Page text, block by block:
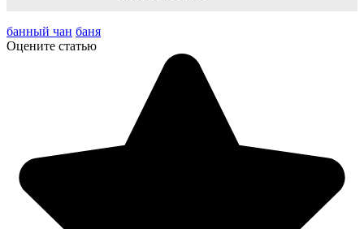
банный чан баня
Оцените статью